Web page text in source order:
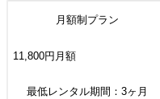
月額制プラン
11,800円 月額
最低レンタル期間：3ヶ月